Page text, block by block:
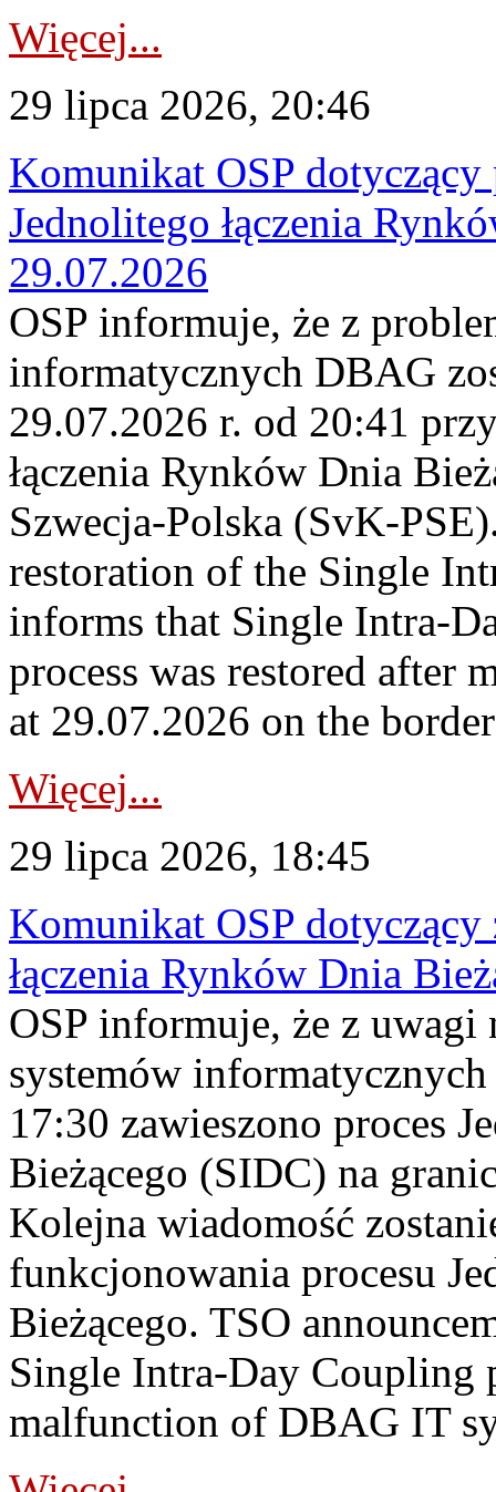
Więcej...
29 lipca 2026, 20:46
Komunikat OSP
Jednolitego łączenia
29.07.2026
OSP informuje, że z
informatycznych DBAG
29.07.2026 r. od 20:41
łączenia Rynków Dnia
Szwecja-Polska (SvK-
restoration of the Single
informs that Single Intra-
process was restored after
at 29.07.2026 on the
Więcej...
29 lipca 2026, 18:45
Komunikat OSP dotyczący
łączenia Rynków Dnia
OSP informuje, że z uwagi
systemów
17:30 zawieszono proces
Bieżącego (SIDC) na
Kolejna wiadomość
funkcjonowania procesu
Bieżącego. TSO
Single Intra-Day Coupling
malfunction of DBAG IT